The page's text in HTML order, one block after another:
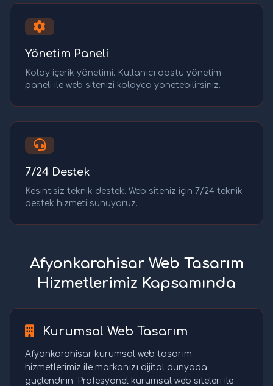
Yönetim Paneli
Kolay içerik yönetimi. Kullanıcı dostu yönetim
paneli ile web sitenizi kolayca yönetebilirsiniz.
7/24 Destek
Kesintisiz teknik destek. Web siteniz için 7/24 teknik
destek hizmeti sunuyoruz.
Afyonkarahisar Web Tasarım
Hizmetlerimiz Kapsamında
Kurumsal Web Tasarım
Afyonkarahisar kurumsal web tasarım
hizmetlerimiz ile markanızı dijital dünyada
güçlendirin. Profesyonel kurumsal web siteleri ile